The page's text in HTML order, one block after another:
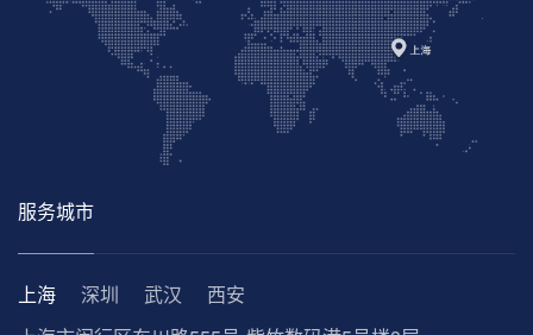
服务城市
上海 深圳 武汉
西安